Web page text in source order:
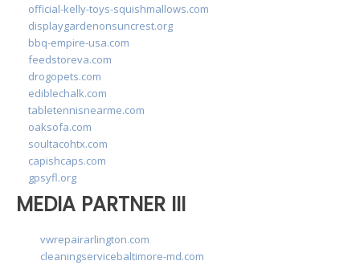
official-kelly-toys-squishmallows.com
displaygardenonsuncrest.org
bbq-empire-usa.com
feedstoreva.com
drogopets.com
ediblechalk.com
tabletennisnearme.com
oaksofa.com
soultacohtx.com
capishcaps.com
gpsyfl.org
MEDIA PARTNER III
vwrepairarlington.com
cleaningservicebaltimore-md.com